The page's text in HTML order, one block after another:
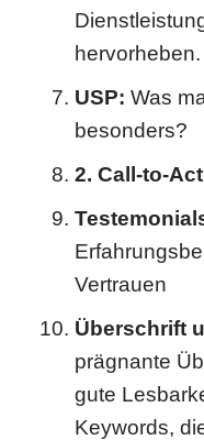
hervorheben.
USP: Was
besonders?
2. Call-to-
Vertrauen
Überschrift
prägnante
gute
Keywords,